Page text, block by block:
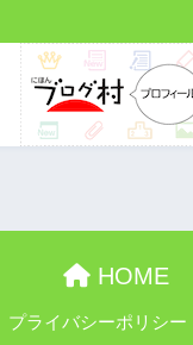
HOME
プライバシーポリシー